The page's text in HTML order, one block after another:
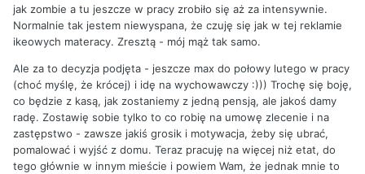
jak zombie a tu jeszcze w pracy zrobiło się aż za intensywnie.
Normalnie tak jestem niewyspana, że czuję się jak w tej reklamie
ikeowych materacy. Zresztą - mój mąż tak samo.
Ale za to decyzja podjęta - jeszcze max do połowy lutego w pracy
(choć myślę, że krócej) i idę na wychowawczy :))) Trochę się boję,
co będzie z kasą, jak zostaniemy z jedną pensją, ale jakoś damy
radę. Zostawię sobie tylko to co robię na umowę zlecenie i na
zastępstwo - zawsze jakiś grosik i motywacja, żeby się ubrać,
pomalować i wyjść z domu. Teraz pracuję na więcej niż etat, do
tego głównie w innym mieście i powiem Wam, że jednak mnie to